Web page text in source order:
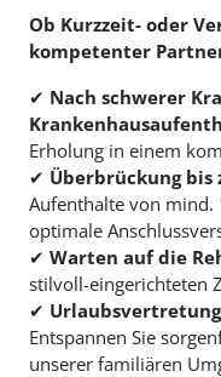
Ob Kurzzeit- oder
kompetenter
✔ Nach schwerer
Erholung in einem
✔ Überbrückung bis
Aufenthalte von mind.
optimale
✔ Warten auf die
stilvoll-eingerichteten
✔
Entspannen Sie
unserer familiären